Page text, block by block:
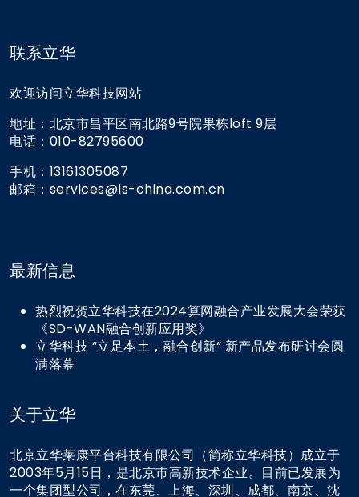
联系立华
欢迎访问立华科技网站
地址：北京市昌平区南北路9号院果栋loft 9层
电话：010-82795600
手机：13161305087
邮箱：services@ls-china.com.cn
最新信息
热烈祝贺立华科技在2024算网融合产业发展大会荣获
《SD-WAN融合创新应用奖》
立华科技 “立足本土，融合创新“ 新产品发布研讨会圆
满落幕
关于立华
北京立华莱康平台科技有限公司（简称立华科技）成立于
2003年5月15日，是北京市高新技术企业。目前已发展为
一个集团型公司，在东莞、上海、深圳、成都、南京、沈